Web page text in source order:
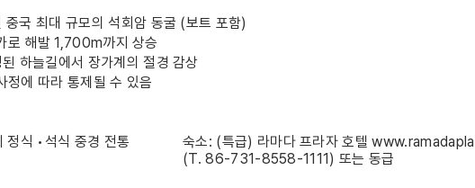
국 최대 규모의 석회암 동굴 (보트 포함)
해발 1,700m까지 상승
하늘길에서 장가계의 절경 감상
정에 따라 통제될 수 있음
정식 •석식 중경 전통
숙소: (특급) 라마다 프라자 호텔
(T. 86-731-8558-1111) 또는 동급